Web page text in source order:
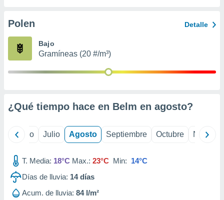
e
mediante
de
Polen Detalle
Bajo
Gramíneas (20 #/m³)
¿Qué tiempo hace en Belm en agosto?
Junio Julio Agosto Septiembre Octubre
T. Media: 18°C Max.: 23°C Min: 14°C
Días de lluvia: 14días
Acum. de lluvia: 84 l/m²